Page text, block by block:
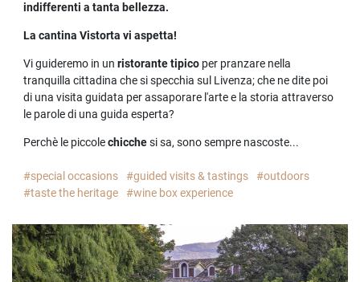
indifferenti a tanta bellezza.
La cantina Vistorta vi aspetta!
Vi guideremo in un ristorante tipico per pranzare nella
tranquilla cittadina che si specchia sul Livenza; che ne dite poi
di una visita guidata per assaporare l'arte e la storia attraverso
le parole di una guida esperta?
Perchè le piccolechicchesi sa, sono sempre nascoste...
#special occasions #guided visits & tastings
#outdoors
#taste the heritage
#wine box experience